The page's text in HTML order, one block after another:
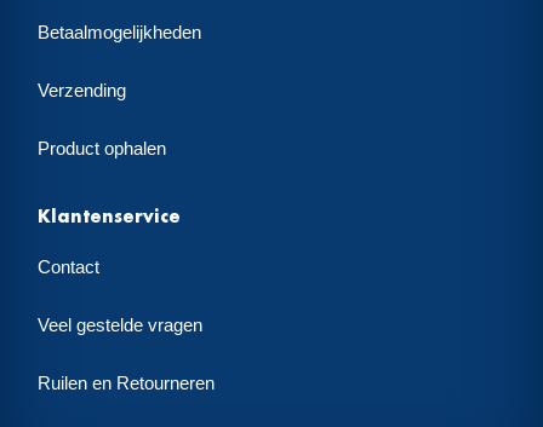
Betaalmogelijkheden
Verzending
Product ophalen
Klantenservice
Contact
Veel gestelde vragen
Ruilen en Retourneren